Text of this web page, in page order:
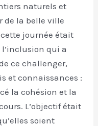
naturels et
de la belle ville
cette journée était
qui a
ce challenger,
et connaissances :
la cohésion et la
L’objectif était
soient